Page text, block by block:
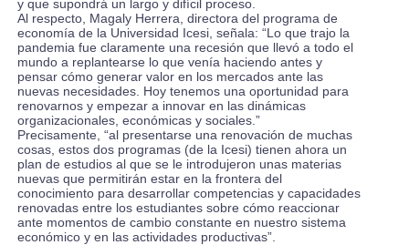
y que supondrá un largo y difícil proceso.
Al respecto, Magaly Herrera, directora del programa de
economía de la Universidad Icesi, señala: “Lo que trajo la
pandemia fue claramente una recesión que llevó a todo el
mundo a replantearse lo que venía haciendo antes y
pensar cómo generar valor en los mercados ante las
nuevas necesidades. Hoy tenemos una oportunidad para
renovarnos y empezar a innovar en las dinámicas
organizacionales, económicas y sociales.”
Precisamente, “al presentarse una renovación de muchas
cosas, estos dos programas (de la Icesi) tienen ahora un
plan de estudios al que se le introdujeron unas materias
nuevas que permitirán estar en la frontera del
conocimiento para desarrollar competencias y capacidades
renovadas entre los estudiantes sobre cómo reaccionar
ante momentos de cambio constante en nuestro sistema
económico y en las actividades productivas”.